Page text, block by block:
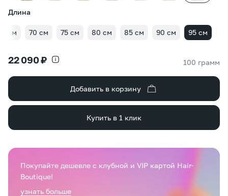
Длина
см 70 см 75 см 80 см 85 см 90 см 95 см
22 090 ₽ 100 грамм
Добавить в корзину
Купить в 1 клик
Покупайте дешевле с клубной и VIP картой Hair-
Boutique!
узнать больше